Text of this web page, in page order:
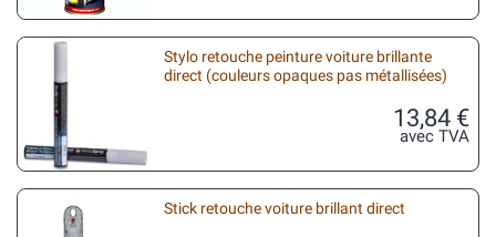
Stylo retouche peinture voiture brillante
direct (couleurs opaques pas métallisées)
13,84 €
avec TVA
Stick retouche voiture brillant direct